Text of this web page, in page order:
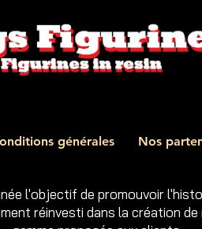
générales Nos
l'objectif de promouvoir
réinvesti dans la création de